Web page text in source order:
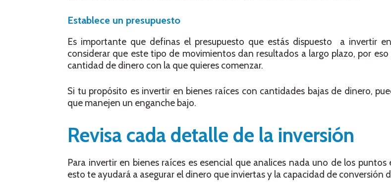
Establece un presupuesto
Es importante que definas el presupuesto que estás dispuesto a invertir
considerar que este tipo de movimientos dan resultados a largo plazo, por eso
cantidad de dinero con la que quieres comenzar.
Si tu propósito es invertir en bienes raíces con cantidades bajas de dinero,
que manejen un enganche bajo.
Revisa cada detalle de la inversión
Para invertir en bienes raíces es esencial que analices nada uno de los puntos
esto te ayudará a asegurar el dinero que inviertas y la capacidad de conversión